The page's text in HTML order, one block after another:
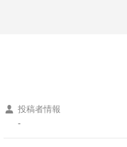
投稿者情報
-